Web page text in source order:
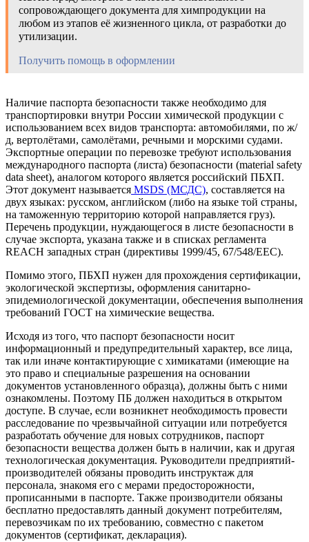
сопровождающего документа для химпродукции на
любом из этапов её жизненного цикла, от разработки до
утилизации.
Получить помощь в оформлении
Наличие паспорта безопасности также необходимо для
транспортировки внутри России химической продукции с
использованием всех видов транспорта: автомобилями, по ж/
д, вертолётами, самолётами, речными и морскими судами.
Экспортные операции по перевозке требуют использования
международного паспорта (листа) безопасности (material safety
data sheet), аналогом которого является российский ПБХП.
Этот документ называется MSDS (МСДС), составляется на
двух языках: русском, английском (либо на языке той страны,
на таможенную территорию которой направляется груз).
Перечень продукции, нуждающегося в листе безопасности в
случае экспорта, указана также и в списках регламента
REACH западных стран (директивы 1999/45, 67/548/ЕЕС).
Помимо этого, ПБХП нужен для прохождения сертификации,
экологической экспертизы, оформления санитарно-
эпидемиологической документации, обеспечения выполнения
требований ГОСТ на химические вещества.
Исходя из того, что паспорт безопасности носит
информационный и предупредительный характер, все лица,
так или иначе контактирующие с химикатами (имеющие на
это право и специальные разрешения на основании
документов установленного образца), должны быть с ними
ознакомлены. Поэтому ПБ должен находиться в открытом
доступе. В случае, если возникнет необходимость провести
расследование по чрезвычайной ситуации или потребуется
разработать обучение для новых сотрудников, паспорт
безопасности вещества должен быть в наличии, как и другая
технологическая документация. Руководители предприятий-
производителей обязаны проводить инструктаж для
персонала, знакомя его с мерами предосторожности,
прописанными в паспорте. Также производители обязаны
бесплатно предоставлять данный документ потребителям,
перевозчикам по их требованию, совместно с пакетом
документов (сертификат, декларация).